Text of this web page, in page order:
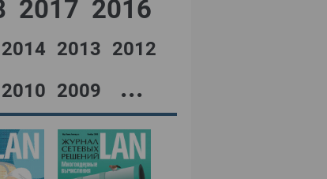
2017 2016
2014 2013 2012
2010 2009 ...